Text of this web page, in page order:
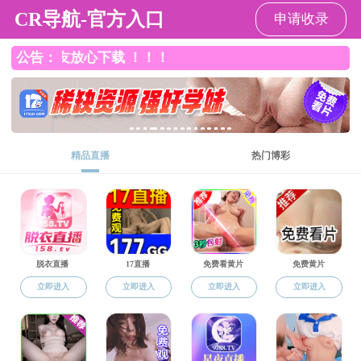
直播app
直播app 直播app概况 党群工作 师资队伍 本
返回